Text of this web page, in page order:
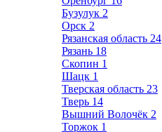
Бузулук 2
Орск 2
Рязанская область 24
Рязань 18
Скопин 1
Шацк 1
Тверская область 23
Тверь 14
Вышний Волочёк 2
Торжок 1